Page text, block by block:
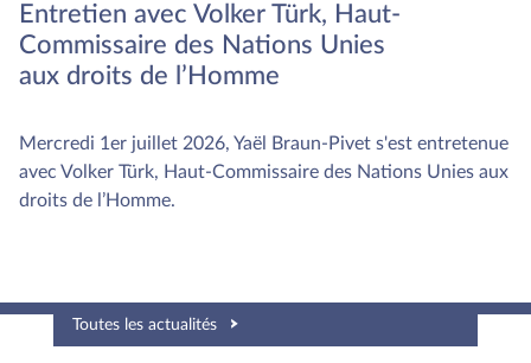
Entretien avec Volker Türk, Haut-
Commissaire des Nations Unies
aux droits de l’Homme
Mercredi 1er juillet 2026, Yaël Braun-Pivet s'est entretenue
avec Volker Türk, Haut-Commissaire des Nations Unies aux
droits de l’Homme.
Toutes les actualités